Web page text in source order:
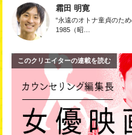
霜田 明寛
“永遠のオトナ童貞のた
1985（昭…
このクリエイターの連載を読む